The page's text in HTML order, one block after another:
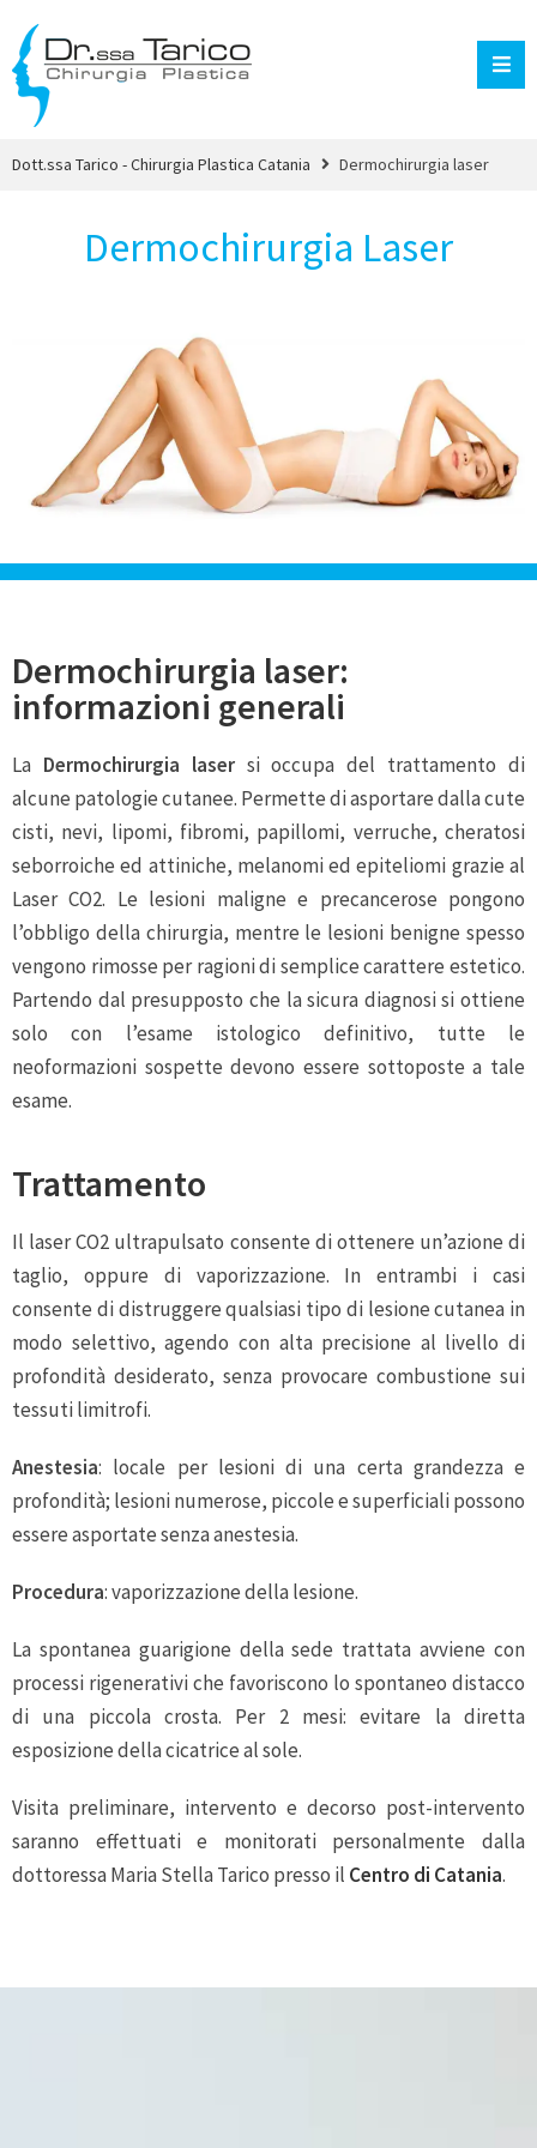
Dott.ssa Tarico - Chirurgia Plastica Catania Dermochirurgia laser
Dermochirurgia Laser
Dermochirurgia laser:
informazioni generali
La Dermochirurgia lasersi occupa del trattamento di
alcune patologie cutanee. Permette di asportare dalla cute
cisti, nevi, lipomi, fibromi, papillomi, verruche, cheratosi
seborroiche ed attiniche, melanomi ed epiteliomi grazie al
Laser CO2. Le lesioni maligne e precancerose pongono
l’obbligo della chirurgia, mentre le lesioni benigne spesso
vengono rimosse per ragioni di semplice carattere estetico.
Partendo dal presupposto che la sicura diagnosi si ottiene
solo con l’esame istologico definitivo, tutte le
neoformazioni sospette devono essere sottoposte a tale
esame.
Trattamento
Il laser CO2 ultrapulsato consente di ottenere un’azione di
taglio, oppure di vaporizzazione. In entrambi i casi
consente di distruggere qualsiasi tipo di lesione cutanea in
modo selettivo, agendo con alta precisione al livello di
profondità desiderato, senza provocare combustione sui
tessuti limitrofi.
Anestesia: locale per lesioni di una certa grandezza e
profondità; lesioni numerose, piccole e superficiali possono
essere asportate senza anestesia.
Procedura: vaporizzazione della lesione.
La spontanea guarigione della sede trattata avviene con
processi rigenerativi che favoriscono lo spontaneo distacco
di una piccola crosta. Per 2 mesi: evitare la diretta
esposizione della cicatrice al sole.
Visita preliminare, intervento e decorso post-intervento
saranno effettuati e monitorati personalmente dalla
dottoressa Maria Stella Tarico presso il Centro di Catania.